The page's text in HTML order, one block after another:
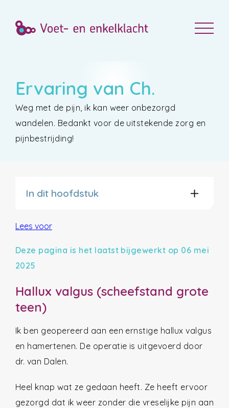
Ervaring van Ch.
Weg met de pijn, ik kan weer onbezorgd
wandelen. Bedankt voor de uitstekende zorg en
pijnbestrijding!
In dit hoofdstuk
Lees voor
Deze pagina is het laatst bijgewerkt op 06 mei
2025
Hallux valgus (scheefstand grote
teen)
Ik ben geopereerd aan een ernstige hallux valgus
en hamertenen. De operatie is uitgevoerd door
dr. van Dalen.
Heel knap wat ze gedaan heeft. Ze heeft ervoor
gezorgd dat ik weer zonder die vreselijke pijn aan